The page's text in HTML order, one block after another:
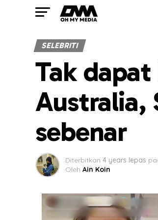
SELEBRITI
Tak
Australia,
sebenar
Diterbitkan 4 years lepas
Oleh Ain Koin